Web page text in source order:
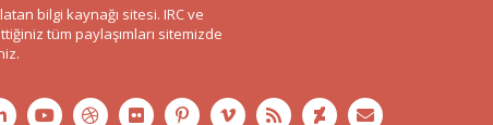
bilgi kaynağı sitesi. IRC ve
tüm paylaşımları sitemizde